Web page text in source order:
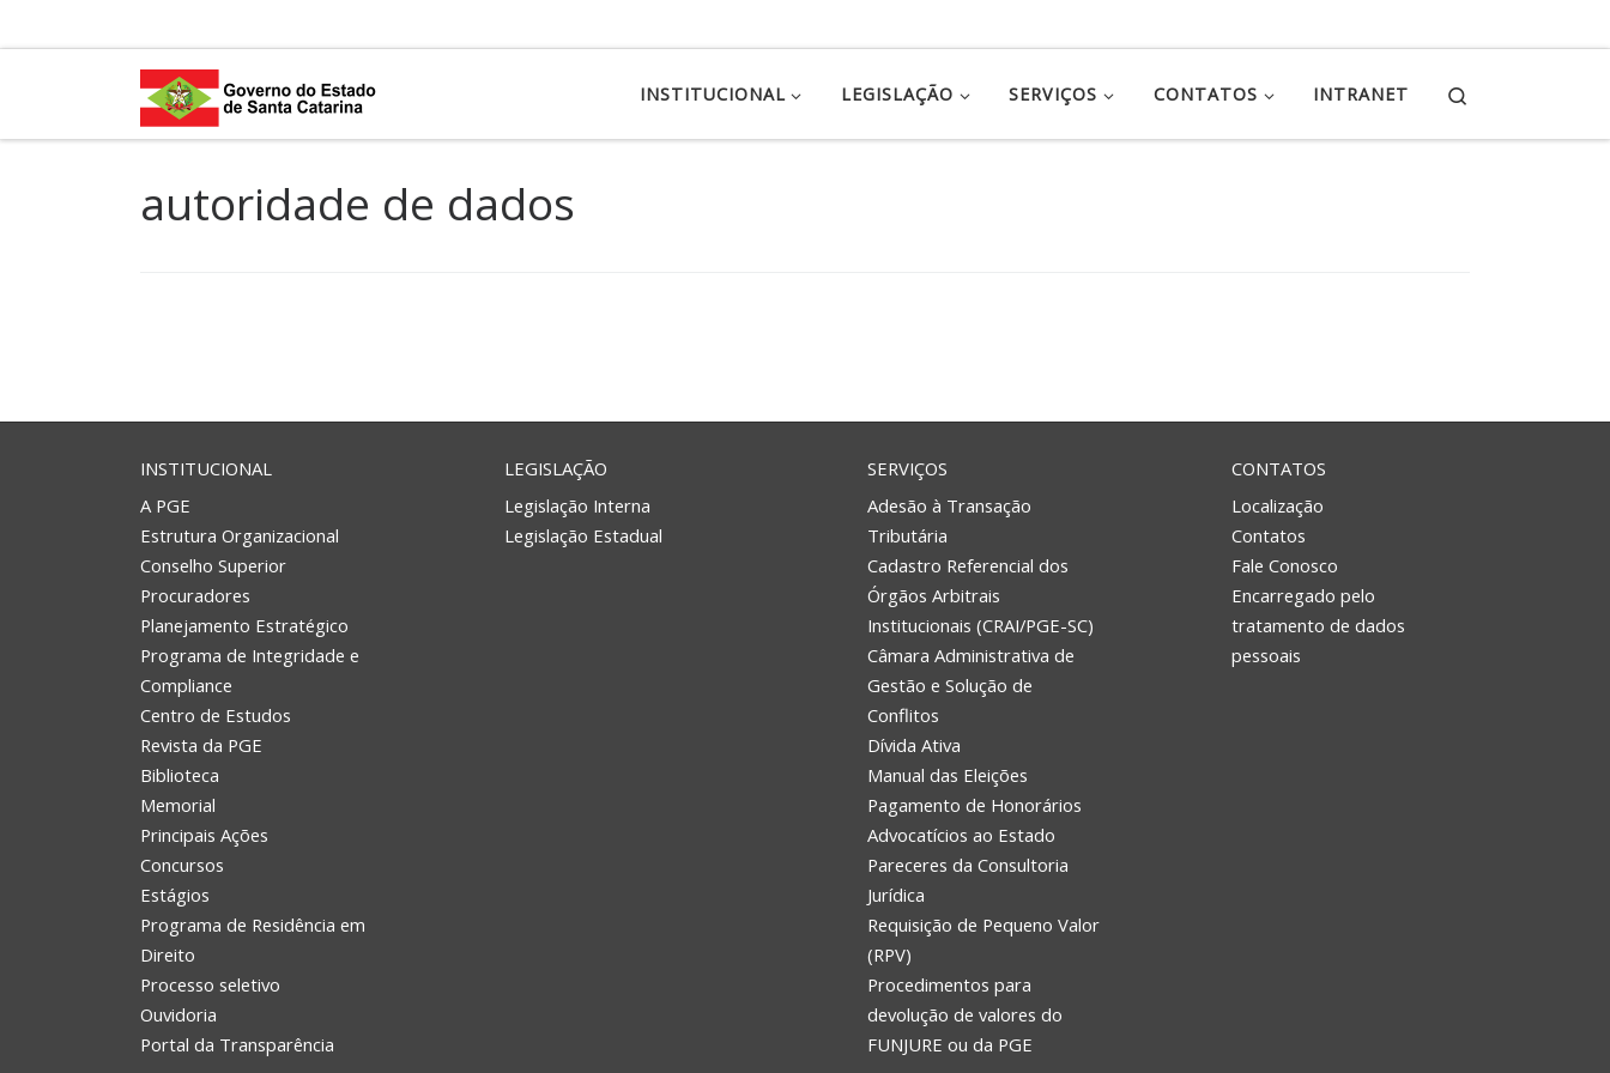
INSTITUCIONAL LEGISLAÇÃO SERVIÇOS CONTATOS INTRANET
autoridade de dados
INSTITUCIONAL
A PGE
Estrutura Organizacional
Conselho Superior
Procuradores
Planejamento Estratégico
Programa de Integridade e
Compliance
Centro de Estudos
Revista da PGE
Biblioteca
Memorial
Principais Ações
Concursos
Estágios
Programa de Residência em
Direito
Processo seletivo
Ouvidoria
Portal da Transparência
LEGISLAÇÃO
Legislação Interna
Legislação Estadual
SERVIÇOS
Adesão à Transação
Tributária
Cadastro Referencial dos
Órgãos Arbitrais
Institucionais (CRAI/PGE-SC)
Câmara Administrativa de
Gestão e Solução de
Conflitos
Dívida Ativa
Manual das Eleições
Pagamento de Honorários
Advocatícios ao Estado
Pareceres da Consultoria
Jurídica
Requisição de Pequeno Valor
(RPV)
Procedimentos para
devolução de valores do
FUNJURE ou da PGE
CONTATOS
Localização
Contatos
Fale Conosco
Encarregado pelo
tratamento de dados
pessoais